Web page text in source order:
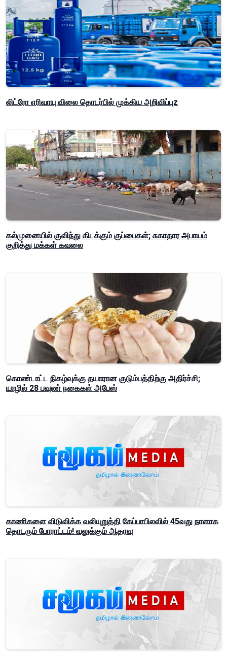
லிட்ரோ எரிவாயு விலை தொடர்பில் முக்கிய அறிவிப்புz
கல்முனையில் குவிந்து கிடக்கும் குப்பைகள்; சுகாதார அபாயம்
குறித்து மக்கள் கவலை
கொண்டாட்ட நிகழ்வுக்கு தயாரான குடும்பத்திற்கு அதிர்ச்சி;
யாழில் 28 பவுண் நகைகள் அபேஸ்
காணிகளை விடுவிக்க வலியுறுத்தி கேப்பாபிலவில் 45வது நாளாக
தொடரும் போராட்டம்! வலுக்கும் ஆதரவு